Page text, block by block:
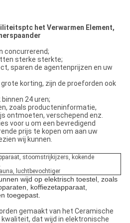
het Verwarmen Element,
concurrerend;
sterke sterkte;
sparen de agentenprijzen en uw
korting, zijn de proeforden ook
24 uren;
zoals producteninformatie,
ontmoeten, verschepend enz.
voor u om een bevredigend
prijs te kopen om aan uw
wij kunnen.
stoomstrijkijzers, kokende
luchtbevochtiger
wijd op elektrisch toestel, zoals
koffiezetapparaat,
toegepast.
gemaakt van het Ceramische
dat wijd in elektronische